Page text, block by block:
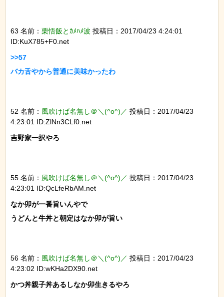
63 名前： 栗悟飯とｶﾒﾊﾒ波 投稿日：2017/04/23 4:24:01
ID:KuX785+F0.net
>>57
バカ舌やから普通に美味かったわ
52 名前： 風吹けば名無し＠＼(^o^)／ 投稿日：2017/04/23
4:23:01 ID:ZlNn3CLf0.net
吉野家一択やろ
55 名前： 風吹けば名無し＠＼(^o^)／ 投稿日：2017/04/23
4:23:01 ID:QcLfeRbAM.net
なか卯が一番旨いんやで
うどんと牛丼と朝定はなか卯が旨い
56 名前： 風吹けば名無し＠＼(^o^)／ 投稿日：2017/04/23
4:23:02 ID:wKHa2DX90.net
かつ丼親子丼あるしなか卯生きるやろ